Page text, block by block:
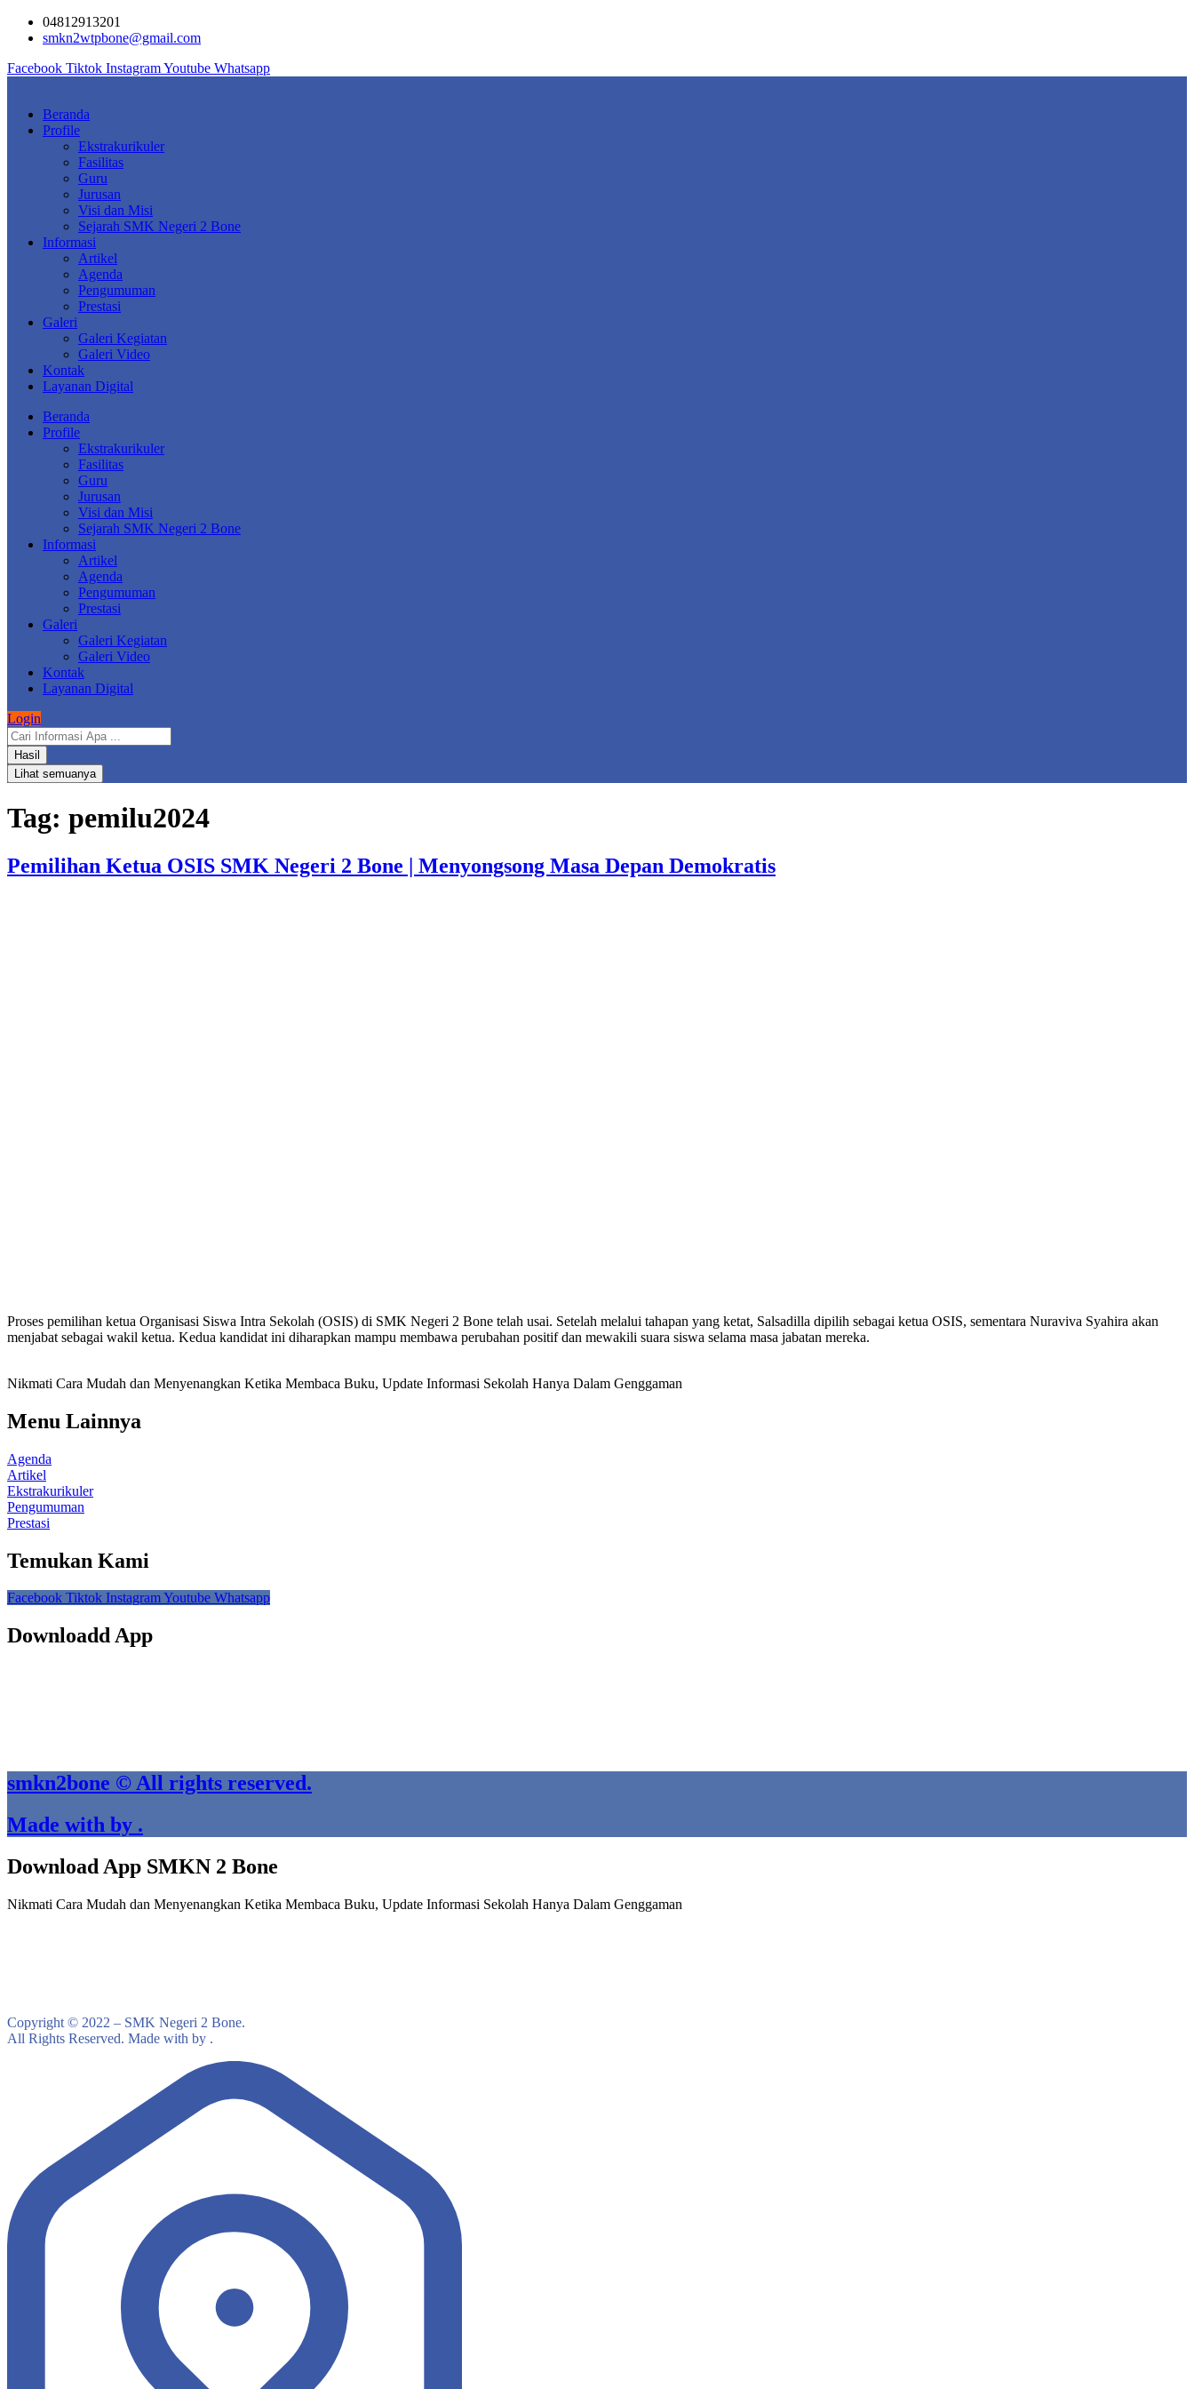
Skip
04812913201
smkn2wtpbone@gmail.com
Facebook Tiktok InstagramYoutube Whatsapp
Beranda
Profile
Ekstrakurikuler
Fasilitas
Guru
Jurusan
Visi dan Misi
Sejarah SMK Negeri 2 Bone
Informasi
Artikel
Agenda
Pengumuman
Prestasi
Galeri
Galeri Kegiatan
Galeri Video
Kontak
Layanan Digital
Beranda
Profile
Ekstrakurikuler
Fasilitas
Guru
Jurusan
Visi dan Misi
Sejarah SMK Negeri 2 Bone
Informasi
Artikel
Agenda
Pengumuman
Prestasi
Galeri
Galeri Kegiatan
Galeri Video
Kontak
Layanan Digital
Login
Search
...Hasil
Lihat semuanya
Tag: pemilu2024
Pemilihan Ketua OSIS SMK Negeri 2 Bone | Menyongsong Masa Depan Demokratis
Proses pemilihan ketua Organisasi Siswa Intra Sekolah (OSIS) di SMK Negeri 2 Bone telah usai. Setelah melalui tahapan yang ketat, Salsadilla dipilih sebagai ketua OSIS, sementara Nuraviva Syahira akan
menjabat sebagai wakil ketua. Kedua kandidat ini diharapkan mampu membawa perubahan positif dan mewakili suara siswa selama masa jabatan mereka.
Nikmati Cara Mudah dan Menyenangkan Ketika Membaca Buku, Update Informasi Sekolah Hanya Dalam Genggaman
Menu Lainnya
Agenda
Artikel
Ekstrakurikuler
Pengumuman
Prestasi
Temukan Kami
Facebook Tiktok InstagramYoutube Whatsapp
Downloadd App
smkn2bone © All rights reserved.
Made with by .
Download App SMKN 2 Bone
Nikmati Cara Mudah dan Menyenangkan Ketika Membaca Buku, Update Informasi Sekolah Hanya Dalam Genggaman
Copyright © 2022 – SMK Negeri 2 Bone.
All Rights Reserved. Made with by .